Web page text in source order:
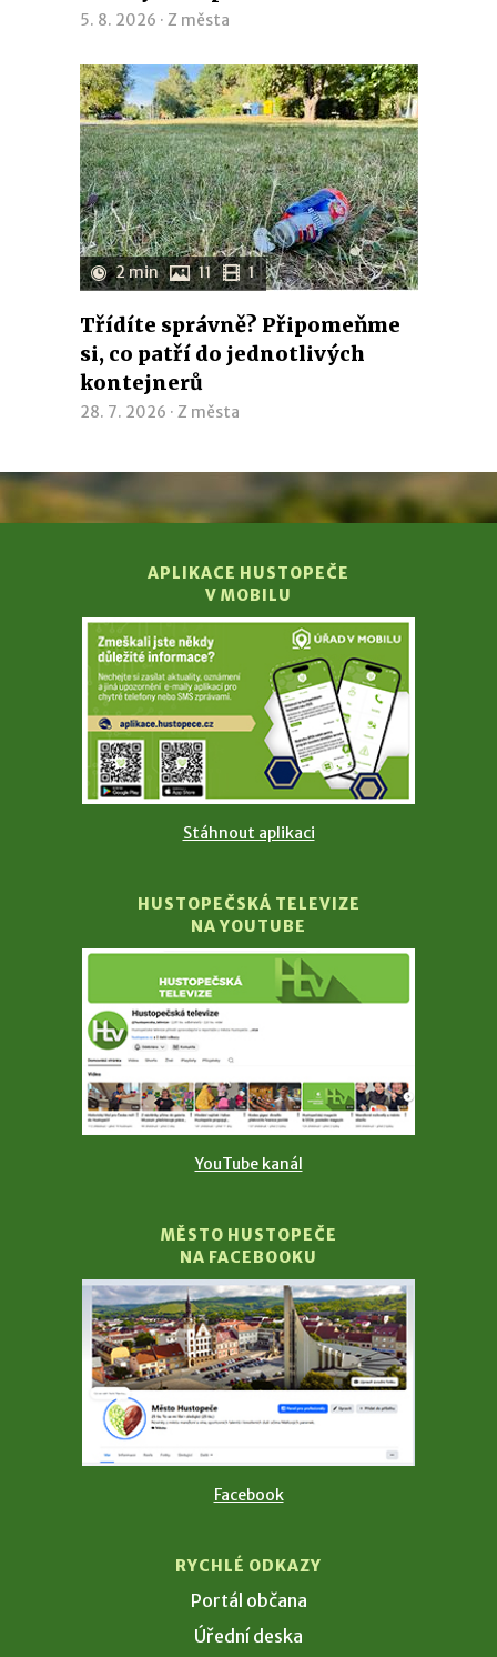
5. 8. 2026 · Z města
2 min 11 1
Třídíte správně? Připomeňme
si, co patří do jednotlivých
kontejnerů
28. 7. 2026 · Z města
APLIKACE HUSTOPEČE
V MOBILU
Stáhnout aplikaci
HUSTOPEČSKÁ TELEVIZE
NA YOUTUBE
YouTube kanál
MĚSTO HUSTOPEČE
NA FACEBOOKU
Facebook
RYCHLÉ ODKAZY
Portál občana
Úřední deska